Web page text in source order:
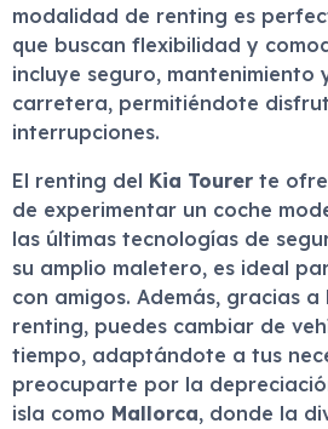
modalidad de renting es
que buscan flexibilidad y
incluye seguro, mantenimiento
carretera, permitiéndote
interrupciones.
El renting del Kia Tourer te
de experimentar un coche
las últimas tecnologías de
su amplio maletero, es ideal
con amigos. Además, gracias a
renting, puedes cambiar de
tiempo, adaptándote a tus
preocuparte por la
isla como Mallorca, donde la